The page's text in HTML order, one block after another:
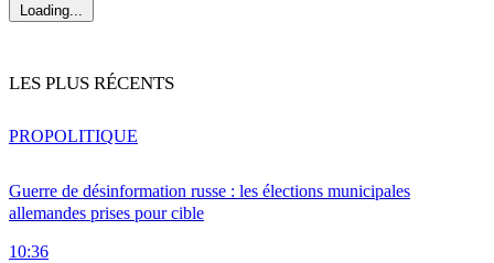
Loading...
LES PLUS RÉCENTS
Guerre de désinformation russe : les élections municipales
allemandes prises pour cible
10:36
PROPOLITIQUE